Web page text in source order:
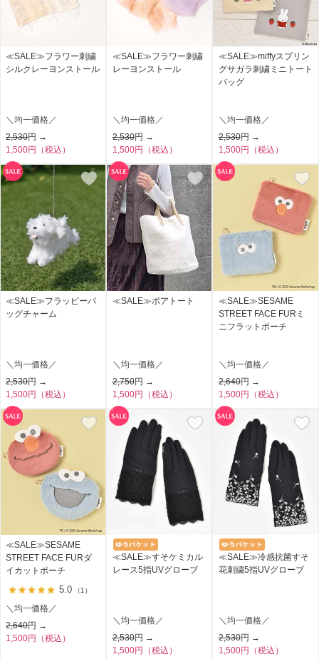
≪SALE≫フラワー刺繍
シルクレーヨンストール
＼均一価格／
2,530円 →
1,500円（税込）
≪SALE≫フラワー刺繍
レーヨンストール
＼均一価格／
2,530円 →
1,500円（税込）
≪SALE≫miffyスプリン
グサガラ刺繍ミニトート
バッグ
＼均一価格／
2,530円 →
1,500円（税込）
≪SALE≫フラッピーバ
ッグチャーム
＼均一価格／
2,530円 →
1,500円（税込）
≪SALE≫ボアトート
＼均一価格／
2,750円 →
1,500円（税込）
≪SALE≫SESAME
STREET FACE FURミ
ニフラットポーチ
＼均一価格／
2,640円 →
1,500円（税込）
≪SALE≫SESAME
STREET FACE FURダ
イカットポーチ
5.0 （1）
＼均一価格／
2,640円 →
1,500円（税込）
≪SALE≫すそケミカル
レース5指UVグローブ
＼均一価格／
2,530円 →
1,500円（税込）
≪SALE≫冷感抗菌すそ
花刺繍5指UVグローブ
＼均一価格／
2,530円 →
1,500円（税込）